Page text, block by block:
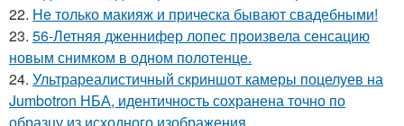
22. He только макияж и прическа бывают свадебными!
23. 56-Летняя дженнифер лопес произвела сенсацию
новым снимком в одном полотенце.
24. Ультрареалистичный скриншот камеры поцелуев на
Jumbotron НБА, идентичность сохранена точно по